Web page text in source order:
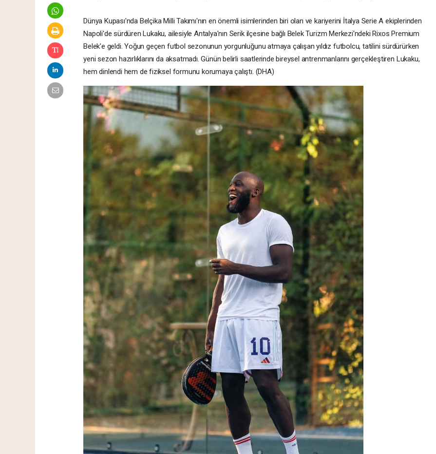
Dünya Kupası'nda Belçika Milli Takımı'nın en önemli isimlerinden biri olan ve kariyerini İtalya Serie A ekiplerinden
Napoli'de sürdüren Lukaku, ailesiyle Antalya'nın Serik ilçesine bağlı Belek Turizm Merkezi'ndeki Rixos Premium
Belek'e geldi. Yoğun geçen futbol sezonunun yorgunluğunu atmaya çalışan yıldız futbolcu, tatilini sürdürürken
yeni sezon hazırlıklarını da aksatmadı. Günün belirli saatlerinde bireysel antrenmanlarını gerçekleştiren Lukaku,
hem dinlendi hem de fiziksel formunu korumaya çalıştı. (DHA)